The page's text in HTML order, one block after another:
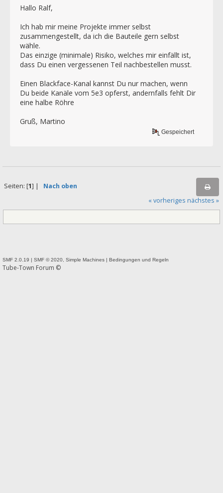
Hallo Ralf,
Ich hab mir meine Projekte immer selbst
zusammengestellt, da ich die Bauteile gern selbst
wähle.
Das einzige (minimale) Risiko, welches mir einfällt ist,
dass Du einen vergessenen Teil nachbestellen musst.
Einen Blackface-Kanal kannst Du nur machen, wenn
Du beide Kanäle vom 5e3 opferst, andernfalls fehlt Dir
eine halbe Röhre
Gruß, Martino
Gespeichert
Seiten: [1] | Nach oben
« vorheriges nächstes »
SMF 2.0.19 | SMF © 2020 Simple Machines | Bedingungen und Regeln
Tube-Town Forum ©